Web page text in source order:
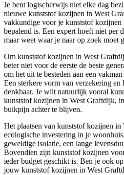
Je bent logischerwijs niet elke dag
nieuwe kunststof kozijnen in West
vakkundige voor je kunststof
bepalend is. Een expert hoeft niet per
maar weet waar je naar op zoek moet
Om kunststof kozijnen in West
beter niet voor de eerste de beste
om het uit te besteden aan een
Een sterkere vorm van verzekering
denkbaar. Je wilt natuurlijk vooral
kunststof kozijnen in West Graftdijk,
buikpijn achter te blijven.
Het plaatsen van kunststof kozijnen in
ecologische investering in je
geweldige isolatie, een lange
Bovendien zijn kunststof kozijnen
ieder budget geschikt is. Ben je ook
jouw kunststof kozijnen in West